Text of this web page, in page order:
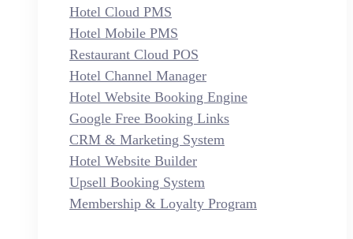
Hotel Cloud PMS
Hotel Mobile PMS
Restaurant Cloud POS
Hotel Channel Manager
Hotel Website Booking Engine
Google Free Booking Links
CRM & Marketing System
Hotel Website Builder
Upsell Booking System
Membership & Loyalty Program